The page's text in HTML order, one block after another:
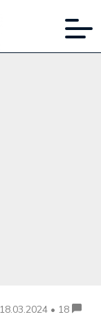
18.03.2024 • 18